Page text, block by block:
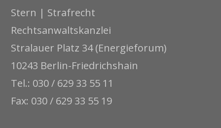
Stern | Strafrecht
Rechtsanwaltskanzlei
Stralauer Platz 34 (Energieforum)
10243 Berlin-Friedrichshain
Tel.: 030 / 629 33 55 11
Fax: 030 / 629 33 55 19